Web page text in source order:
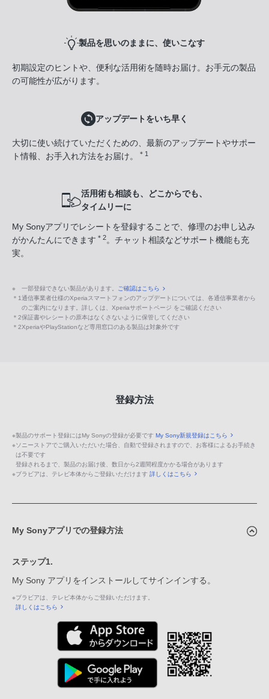
製品を思いのままに、使いこなす
初期設定のヒントや、便利な活用術を随時お届け。お手元の製品
の可能性が広がります。
アップデートをいち早く
大切に使い続けていただくための、最新のアップデートやサポー
ト情報、お手入れ方法をお届け。
＊1
活用術も相談も、どこからでも、
タイムリーに
My Sonyアプリでレシートを登録することで、修理のお申し込み
がかんたんにできます ＊2。チャット相談などサポート機能も充
実。
※ 一部登録できない製品があります。 ご確認はこちら
＊1通信事業者仕様のXperiaスマートフォンのアップデートについては、各通信事業者から
のご案内になります。詳しくは、Xperiaサポートページ をご確認ください
＊2保証書やレシートの原本はなくさないように保管してください
＊2XperiaやPlayStationなど専用窓口のある製品は対象外です
登録方法
※製品のサポート登録にはMy Sonyの登録が必要です My Sony新規登録はこちら
※ソニーストアでご購入いただいた場合、自動で登録されますので、お客様によるお手続き
は不要です
登録されるまで、製品のお届け後、数日から2週間程度かかる場合があります
※ブラビアは、テレビ本体からご登録いただけます 詳しくはこちら
My Sonyアプリでの登録方法
ステップ1.
My Sony アプリをインストールしてサインインする。
※ブラビアは、テレビ本体からご登録いただけます。
詳しくはこちら